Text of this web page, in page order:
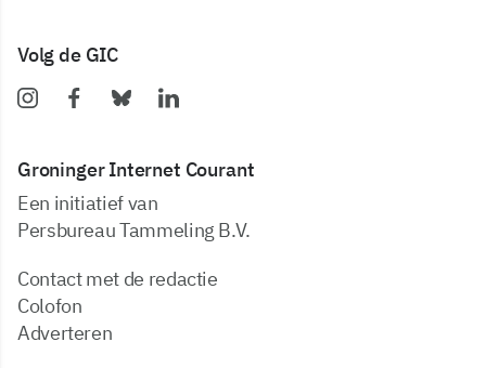
Volg de GIC
Groninger Internet Courant
Een initiatief van
Persbureau Tammeling B.V.
Contact met de redactie
Colofon
Adverteren